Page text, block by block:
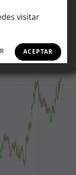
visitar
ACEPTAR